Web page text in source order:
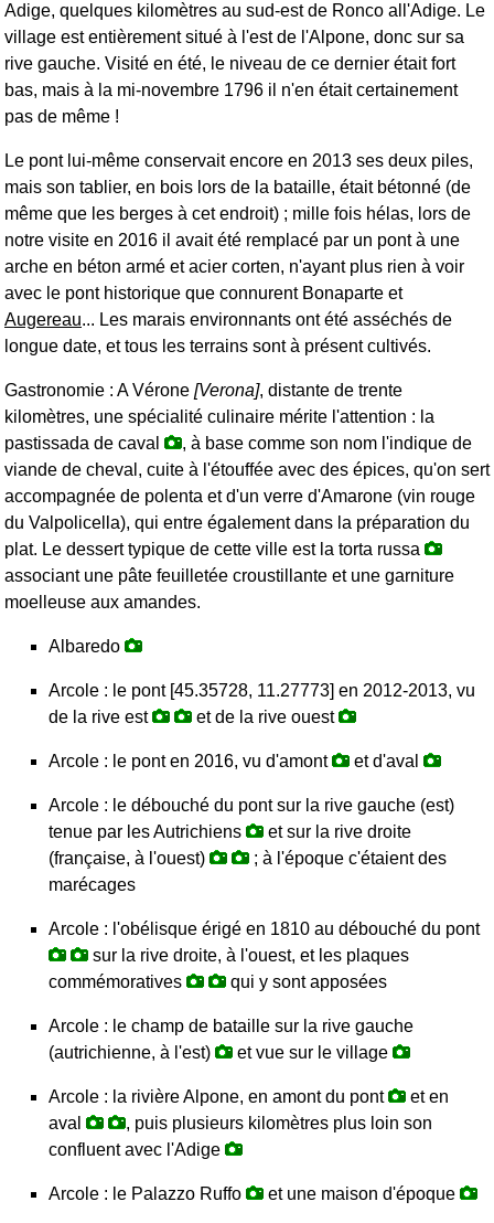
Adige, quelques kilomètres au sud-est de Ronco all'Adige. Le
village est entièrement situé à l'est de l'Alpone, donc sur sa
rive gauche. Visité en été, le niveau de ce dernier était fort
bas, mais à la mi-novembre 1796 il n'en était certainement
pas de même !
Le pont lui-même conservait encore en 2013 ses deux piles,
mais son tablier, en bois lors de la bataille, était bétonné (de
même que les berges à cet endroit) ; mille fois hélas, lors de
notre visite en 2016 il avait été remplacé par un pont à une
arche en béton armé et acier corten, n'ayant plus rien à voir
avec le pont historique que connurent Bonaparte et
Augereau... Les marais environnants ont été asséchés de
longue date, et tous les terrains sont à présent cultivés.
Gastronomie : A Vérone [Verona], distante de trente
kilomètres, une spécialité culinaire mérite l'attention : la
pastissada de caval
, à base comme son nom l'indique de
viande de cheval, cuite à l'étouffée avec des épices, qu'on sert
accompagnée de polenta et d'un verre d'Amarone (vin rouge
du Valpolicella), qui entre également dans la préparation du
plat. Le dessert typique de cette ville est la torta russa
associant une pâte feuilletée croustillante et une garniture
moelleuse aux amandes.
Albaredo
Arcole : le pont [45.35728, 11.27773] en 2012-2013, vu
de la rive est
et de la rive ouest
Arcole : le pont en 2016, vu d'amont et d'aval
Arcole : le débouché du pont sur la rive gauche (est)
tenue par les Autrichiens
et sur la rive droite
(française, à l'ouest)
; à l'époque c'étaient des
marécages
Arcole : l'obélisque érigé en 1810 au débouché du pont
sur la rive droite, à l'ouest, et les plaques
commémoratives
qui y sont apposées
Arcole : le champ de bataille sur la rive gauche
(autrichienne, à l'est)
et vue sur le village
Arcole : la rivière Alpone, en amont du pont
et en
aval
, puis plusieurs kilomètres plus loin son
confluent avec l'Adige
Arcole : le Palazzo Ruffo et une maison d'époque